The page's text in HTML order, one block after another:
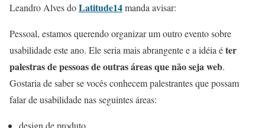
Leandro Alves doLatitude14manda avisar:
Pessoal, estamos querendo organizar um outro evento sobre
usabilidade este ano. Ele seria mais abrangente e a idéia éter
palestras de pessoas de outras áreas que não seja web.
Gostaria de saber se vocês conhecem palestrantes que possam
falar de usabilidade nas seguintes áreas:
design de produto